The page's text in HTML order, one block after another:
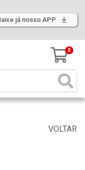
já nosso APP
0
VOLTAR